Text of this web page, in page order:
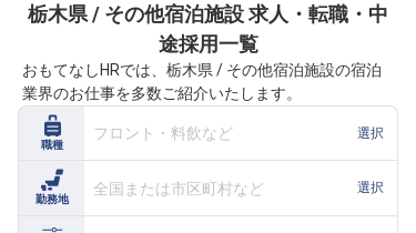
就職・転職 合同説明会
おもてなしHRについて
ご利用の流れ
よくある質問
栃木県 / その他宿泊施設 求人・転職・中
途採用一覧
おもてなしHRでは、栃木県 / その他宿泊施設の宿泊
業界のお仕事を多数ご紹介いたします。
職種
フロント・料飲など 選択
勤務地
全国または市区町村など 選択